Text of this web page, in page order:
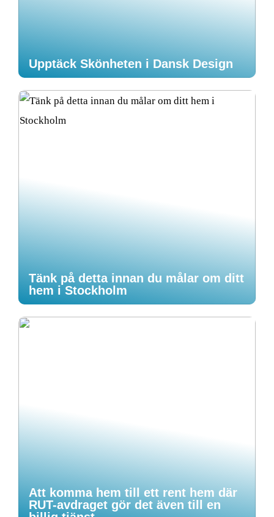
Upptäck Skönheten i Dansk Design
Tänk på detta innan du målar om ditt
hem i Stockholm
Att komma hem till ett rent hem där
RUT-avdraget gör det även till en